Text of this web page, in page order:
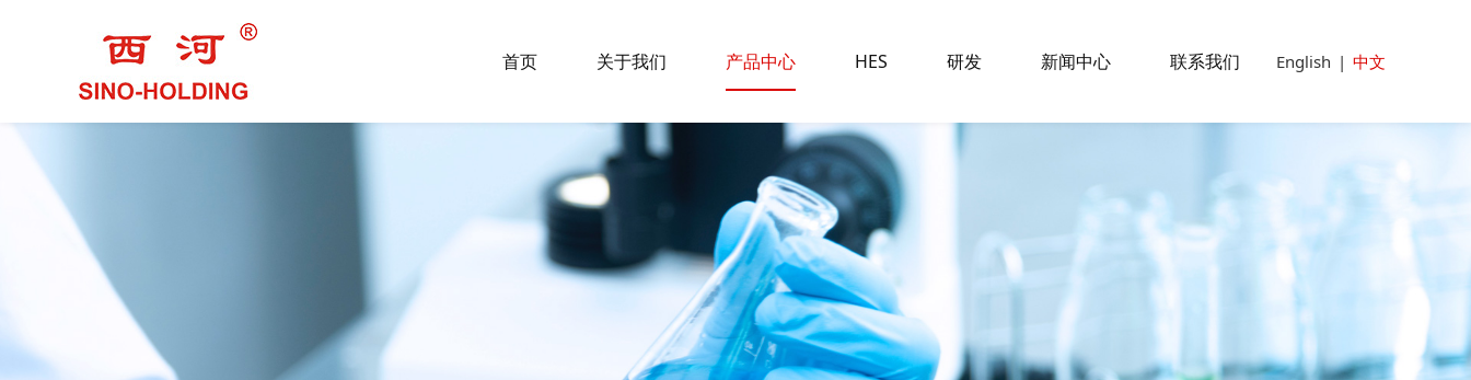
English | 中文
首页 关于我们 产品中心 HES 研发 新闻中心 联系我们